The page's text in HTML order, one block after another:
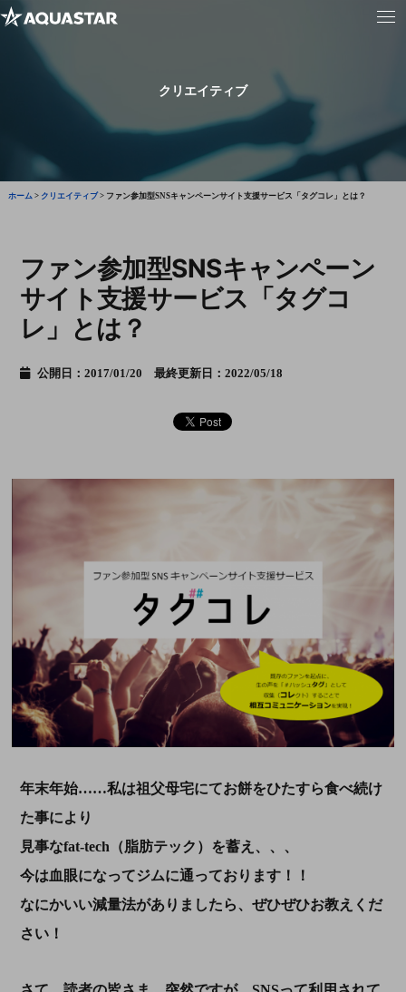
クリエイティブ
ホーム> クリエイティブ> ファン参加型SNSキャンペーンサイト支援サービス「タグコレ」とは？
ファン参加型SNSキャンペーン
サイト支援サービス「タグコ
レ」とは？
公開日：2017/01/20 最終更新日：2022/05/18
年末年始……私は祖父母宅にてお餅をひたすら食べ続け
た事により
見事なfat-tech（脂肪テック）を蓄え、、、
今は血眼になってジムに通っております！！
なにかいい減量法がありましたら、ぜひぜひお教えくだ
さい！